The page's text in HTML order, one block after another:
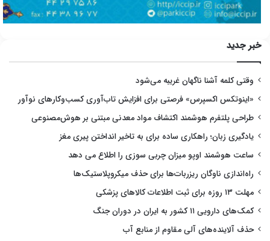
خبر جدید
وقتی کلمه آشنا ناگهان غریبه می‌شود
«اینوتکس اکسپرس» فرصتی برای افزایش تاب‌آوری کسب‌وکارهای نوآور
طراحی پلتفرم هوشمند اکتشاف مواد معدنی مبتنی بر هوش‌مصنوعی
یادگیری زبان؛ راهکاری ساده برای به تاخیر انداختن پیری مغز
ساعت هوشمند اوپو میزان چربی سوزی را اطلاع می دهد
راه‌اندازی ناوگان ریزربات‌ها برای حذف میکروپلاستیک‌ها
مهلت ۱۳ روزه برای ثبت اطلاعات کالاهای پزشکی
کمک‌های دارویی ۱۱ کشور به ایران در دوران جنگ
حذف آلاینده‌های آلی مقاوم از منابع آب